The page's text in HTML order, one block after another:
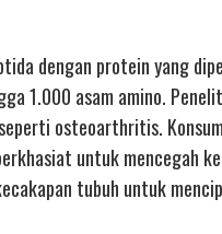
dengan protein yang
1.000 asam amino.
osteoarthritis.
untuk mencegah
tubuh untuk